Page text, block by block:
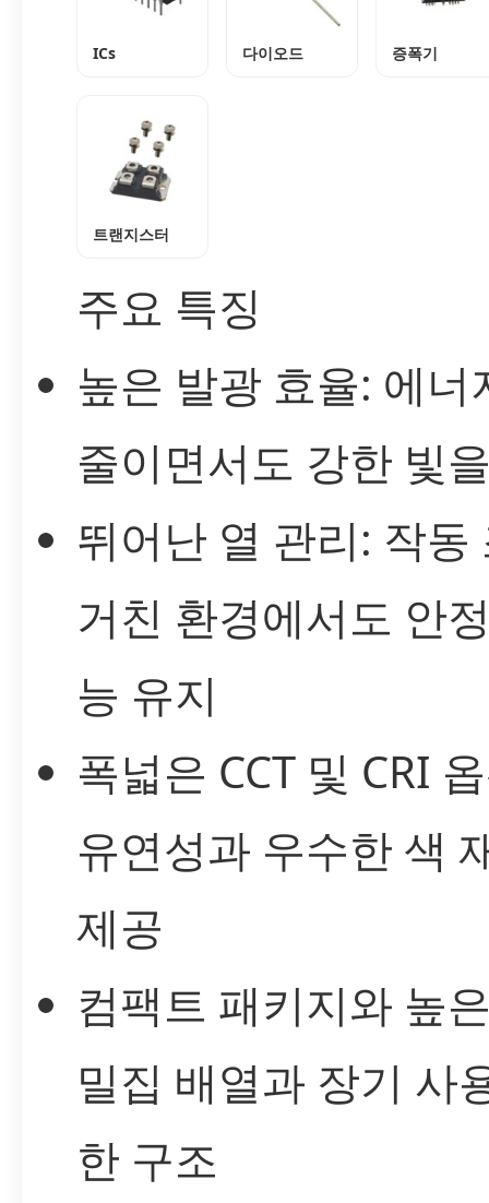
ICs 다이오드 증폭기
트랜지스터
주요 특징
높은 발광 효율: 에너
줄이면서도 강한 빛
뛰어난 열 관리: 작동
거친 환경에서도 안
능 유지
폭넓은 CCT 및 CRI
유연성과 우수한 색
제공
컴팩트 패키지와 높
밀집 배열과 장기 사
한 구조